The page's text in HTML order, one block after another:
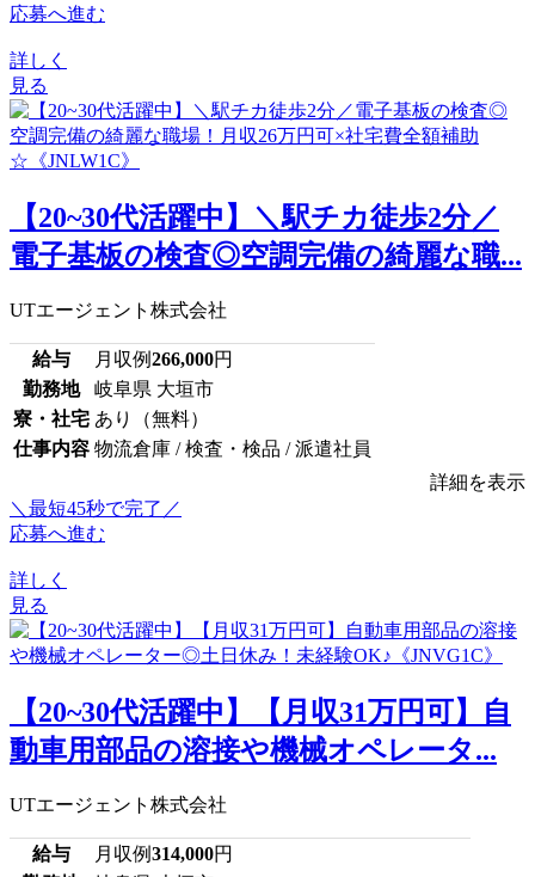
応募へ進む
詳しく
見る
【20~30代活躍中】＼駅チカ徒歩2分／
電子基板の検査◎空調完備の綺麗な職...
UTエージェント株式会社
給与 月収例266,000円
勤務地
岐阜県 大垣市
寮・社宅 あり（無料）
仕事内容 物流倉庫 / 検査・検品 / 派遣社員
詳細を表示
＼最短45秒で完了／
応募へ進む
詳しく
見る
【20~30代活躍中】【月収31万円可】自
動車用部品の溶接や機械オペレータ...
UTエージェント株式会社
給与 月収例314,000円